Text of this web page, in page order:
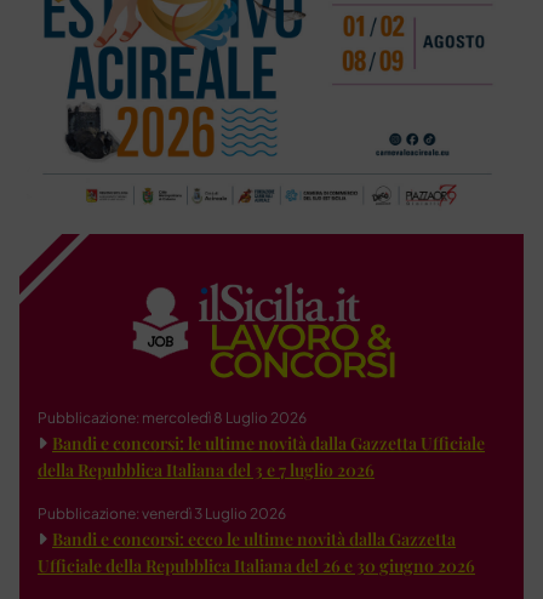
Pubblicazione: mercoledì 8 Luglio 2026
Bandi e concorsi: le ultime novità dalla Gazzetta Ufficiale
della Repubblica Italiana del 3 e 7 luglio 2026
Pubblicazione: venerdì 3 Luglio 2026
Bandi e concorsi: ecco le ultime novità dalla Gazzetta
Ufficiale della Repubblica Italiana del 26 e 30 giugno 2026